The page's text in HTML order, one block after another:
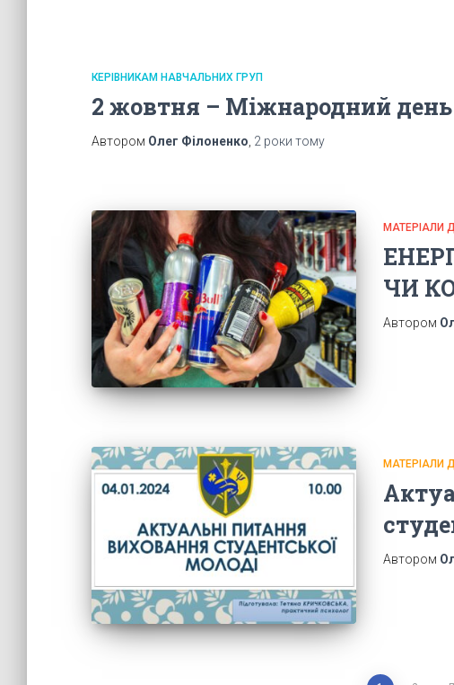
КЕРІВНИКАМ НАВЧАЛЬНИХ ГРУП
2 жовтня – Міжнародний
Автором Олег Філоненко, 2 роки тому
МАТЕРІАЛИ
ЧИ
Автором
МАТЕРІАЛИ
Автором